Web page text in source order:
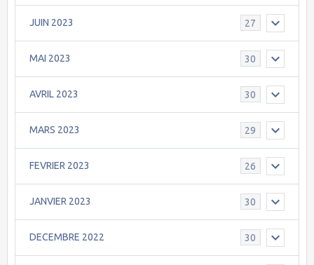
JUIN 2023 27
MAI 2023 30
AVRIL 2023 30
MARS 2023 29
FEVRIER 2023 26
JANVIER 2023 30
DECEMBRE 2022 30